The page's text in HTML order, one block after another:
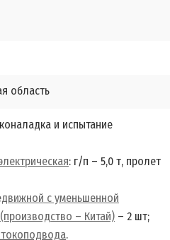
область
и испытание
: г/п – 5,0 т, пролет
с уменьшенной
– Китай) – 2 шт;
.